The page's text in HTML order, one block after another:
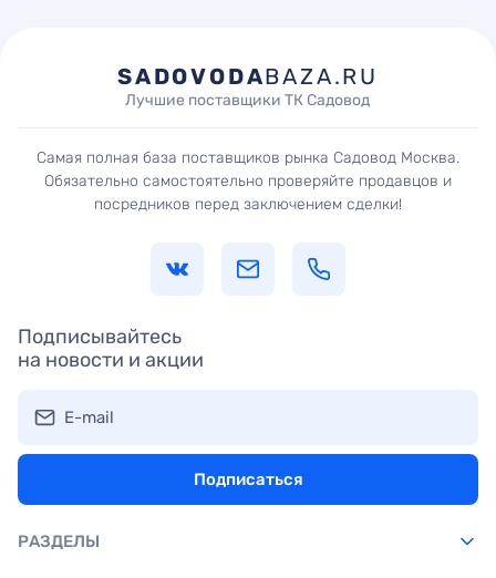
SADOVODABAZA.RU
Лучшие поставщики ТК Садовод
Самая полная база поставщиков рынка Садовод Москва.
Обязательно самостоятельно проверяйте продавцов и
посредников перед заключением сделки!
Подписывайтесь
на новости и акции
E-mail
Подписаться
РАЗДЕЛЫ